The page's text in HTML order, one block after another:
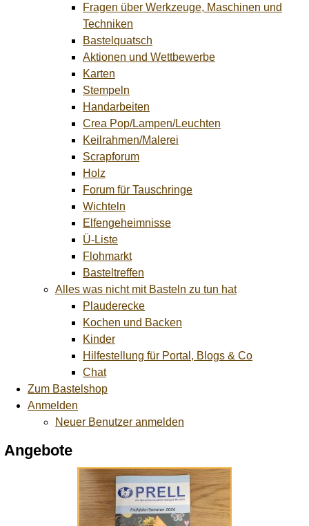
Fragen über Werkzeuge, Maschinen und
Techniken
Bastelquatsch
Aktionen und Wettbewerbe
Karten
Stempeln
Handarbeiten
Crea Pop/Lampen/Leuchten
Keilrahmen/Malerei
Scrapforum
Holz
Forum für Tauschringe
Wichteln
Elfengeheimnisse
Ü-Liste
Flohmarkt
Basteltreffen
Alles was nicht mit Basteln zu tun hat
Plauderecke
Kochen und Backen
Kinder
Hilfestellung für Portal, Blogs & Co
Chat
Zum Bastelshop
Anmelden
Neuer Benutzer anmelden
Angebote